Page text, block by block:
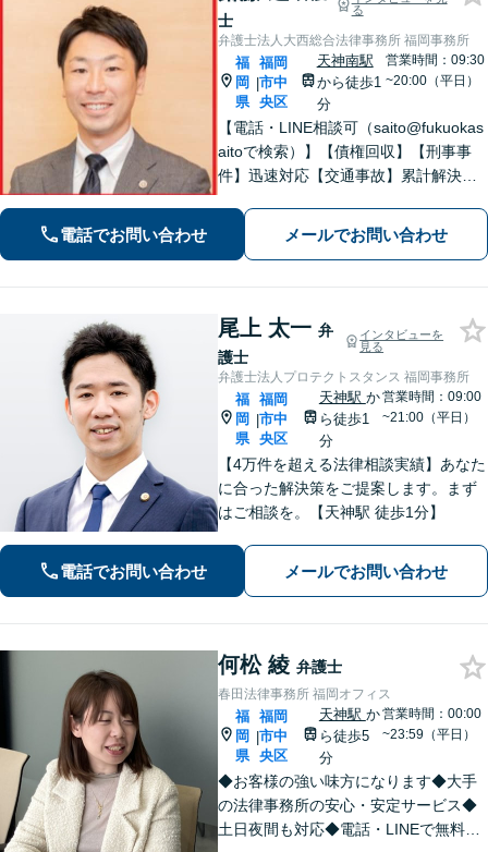
士
る
弁護士法人大西総合法律事務所 福岡事務所
福
岡
県
|
福岡
市中
央区
天神南駅
から徒歩1
分
営業時間：09:30
~20:00（平日）
【電話・LINE相談可（saito@fukuokas
aitoで検索）】【債権回収】【刑事事
件】迅速対応【交通事故】累計解決実
【初回相談無料】【プロ野球選手会公
認代理人】【九州・中国・沖縄対応】
電話でお問い合わせ メールでお問い合わせ
尾上 太一 弁
護士
インタビューを
見る
弁護士法人プロテクトスタンス 福岡事務所
福
岡
県
|
福岡
市中
央区
天神駅 か
ら徒歩1
分
営業時間：09:00
~21:00（平日）
【4万件を超える法律相談実績】あなた
に合った解決策をご提案します。まず
はご相談を。【天神駅 徒歩1分】
電話でお問い合わせ メールでお問い合わせ
何松 綾 弁護士
春田法律事務所 福岡オフィス
福
岡
県
|
福岡
市中
央区
天神駅 か
ら徒歩5
分
営業時間：00:00
~23:59（平日）
◆お客様の強い味方になります◆大手
の法律事務所の安心・安定サービス◆
土日夜間も対応◆電話・LINEで無料相